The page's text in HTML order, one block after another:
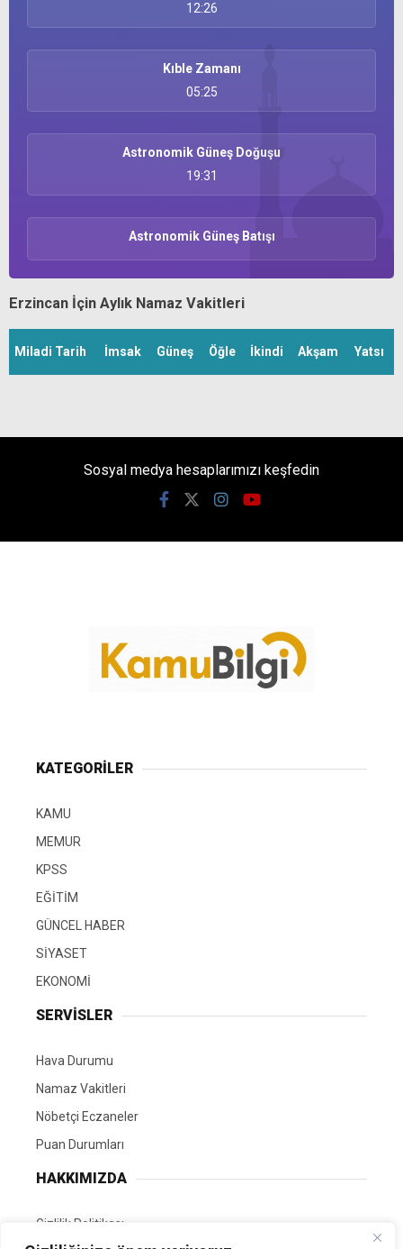
Erzincan İçin Aylık Namaz Vakitleri
Miladi Tarih İmsak Güneş Öğle İkindi Akşam Yatsı
12:26
Kıble Zamanı
05:25
Astronomik Güneş Doğuşu
19:31
Astronomik Güneş Batışı
Sosyal medya hesaplarımızı keşfedin
KATEGORİLER
KAMU
MEMUR
KPSS
EĞİTİM
GÜNCEL HABER
SİYASET
EKONOMİ
SERVİSLER
Hava Durumu
Namaz Vakitleri
Nöbetçi Eczaneler
Puan Durumları
HAKKIMIZDA
Gizlilik Politikası